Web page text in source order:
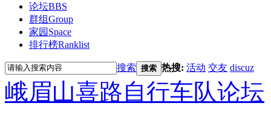
论坛BBS
群组Group
家园 Space
排行榜Ranklist
搜索 搜索 热搜: 活动 交友 discuz
峨眉山喜路自行车队论坛